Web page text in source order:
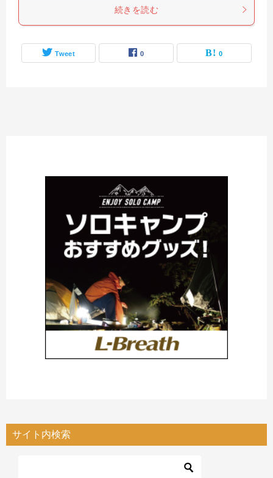
続きを読む
Tweet 0 0
サイト内検索